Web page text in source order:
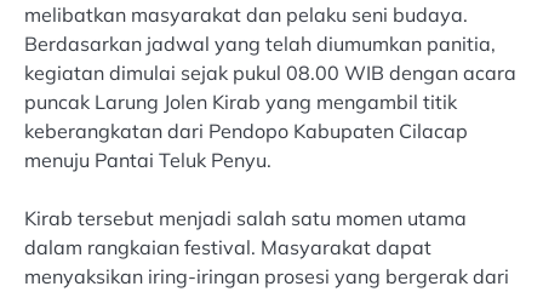
melibatkan masyarakat dan pelaku seni budaya.
Berdasarkan jadwal yang telah diumumkan panitia,
kegiatan dimulai sejak pukul 08.00 WIB dengan acara
puncak Larung Jolen Kirab yang mengambil titik
keberangkatan dari Pendopo Kabupaten Cilacap
menuju Pantai Teluk Penyu.
Kirab tersebut menjadi salah satu momen utama
dalam rangkaian festival. Masyarakat dapat
menyaksikan iring-iringan prosesi yang bergerak dari